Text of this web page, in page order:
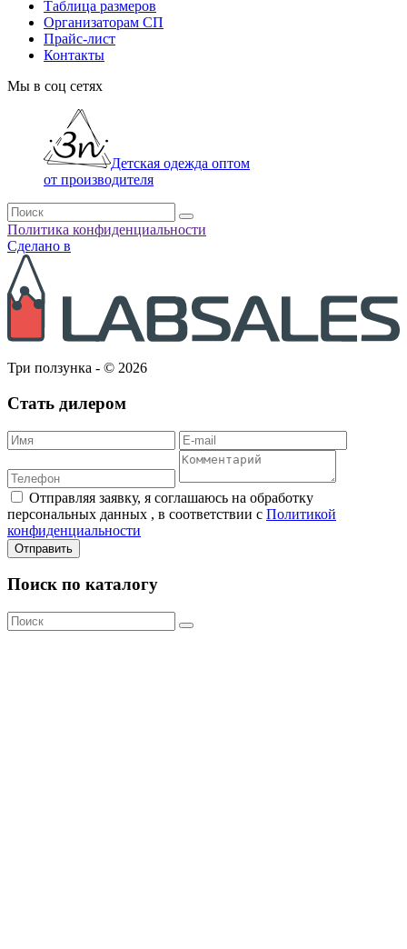
Таблица размеров
Организаторам СП
Прайс-лист
Контакты
Мы в соц сетях
Детская одежда оптом
от производителя
Политика конфиденциальности
Сделано в
Три ползунка - © 2026
Стать дилером
Отправляя заявку, я соглашаюсь на обработку
персональных данных , в соответствии с Политикой
конфиденциальности
Отправить
Поиск по каталогу